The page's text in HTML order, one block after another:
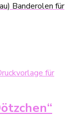
Banderolen für